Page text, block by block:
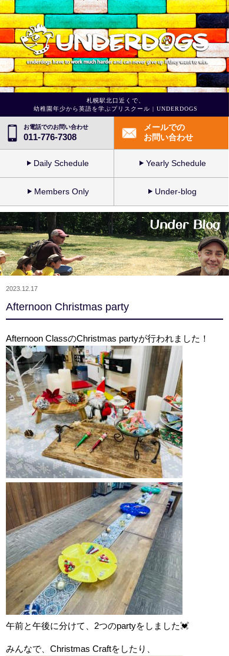
札幌駅北口近くで、
幼稚園年少から英語を学ぶプリスクール | UNDERDOGS
お電話でのお問い合わせ
011-776-7308
メールでの
お問い合わせ
Daily Schedule Yearly Schedule
Members Only Under-blog
2023.12.17
Afternoon Christmas party
Afternoon ClassのChristmas partyが行われました！
午前と午後に分けて、2つのpartyをしました💓
みんなで、Christmas Craftをしたり、